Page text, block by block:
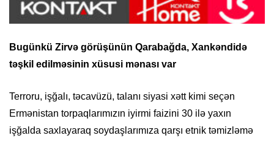
Bugünkü Zirvə görüşünün Qarabağda, Xankəndidə
təşkil edilməsinin xüsusi mənası var
Terroru, işğalı, təcavüzü, talanı siyasi xətt kimi seçən
Ermənistan torpaqlarımızın iyirmi faizini 30 ilə yaxın
işğalda saxlayaraq soydaşlarımıza qarşı etnik təmizləmə